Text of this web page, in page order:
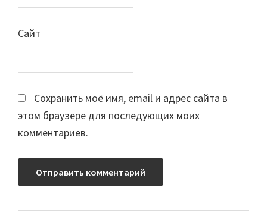
Сайт
Сохранить моё имя, email и адрес сайта в
этом браузере для последующих моих
комментариев.